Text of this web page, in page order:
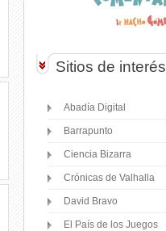
Sitios de interés
Abadía Digital
Barrapunto
Ciencia Bizarra
Crónicas de Valhalla
David Bravo
El País de los Juegos